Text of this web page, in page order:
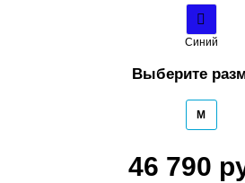
Синий
Выберите
M
46 790